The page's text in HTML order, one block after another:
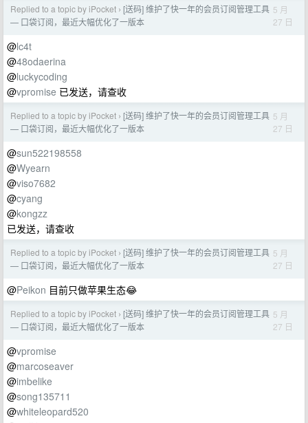
Replied to a topic by iPocket › [送码] 维护了快一年的会员订阅管理工具
— 口袋订阅，最近大幅优化了一版本
5 月
27 日
@lc4t
@48odaerina
@luckycoding
@vpromise 已发送，请查收
Replied to a topic by iPocket › [送码] 维护了快一年的会员订阅管理工具
— 口袋订阅，最近大幅优化了一版本
5 月
27 日
@sun522198558
@Wyearn
@viso7682
@cyang
@kongzz
已发送，请查收
Replied to a topic by iPocket › [送码] 维护了快一年的会员订阅管理工具
— 口袋订阅，最近大幅优化了一版本
5 月
27 日
@Peikon 目前只做苹果生态😂
Replied to a topic by iPocket › [送码] 维护了快一年的会员订阅管理工具
— 口袋订阅，最近大幅优化了一版本
5 月
27 日
@vpromise
@marcoseaver
@imbelike
@song135711
@whiteleopard520